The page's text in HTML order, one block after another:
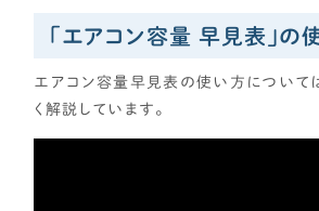
OTHER
せやまのきもち
工務店の方へ
各種メディアのみなさまへ
「エアコン容量 早見表」の
エアコン容量早見表の使い方について
く解説しています。